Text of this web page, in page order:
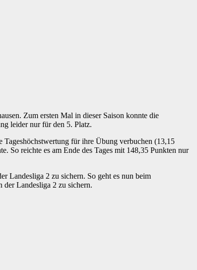
Zum ersten Mal in dieser Saison konnte die
leider nur für den 5. Platz.
Tageshöchstwertung für ihre Übung verbuchen (13,15
So reichte es am Ende des Tages mit 148,35 Punkten nur
Landesliga 2 zu sichern. So geht es nun beim
der Landesliga 2 zu sichern.